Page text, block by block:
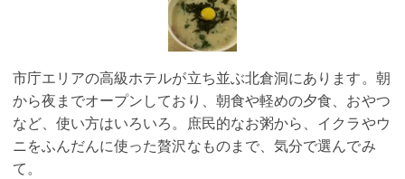
市庁エリアの高級ホテルが立ち並ぶ北倉洞にあります。朝
から夜までオープンしており、朝食や軽めの夕食、おやつ
など、使い方はいろいろ。庶民的なお粥から、イクラやウ
ニをふんだんに使った贅沢なものまで、気分で選んでみ
て。